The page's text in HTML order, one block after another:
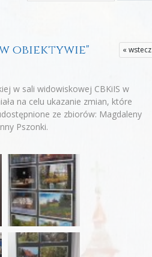
« wstecz
obiektywie"
w sali widowiskowej CBKiIS w
na celu ukazanie zmian, które
ze zbiorów: Magdaleny
Pszonki.